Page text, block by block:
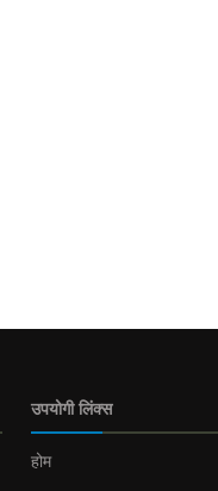
उपयोगी लिंक्स
होम